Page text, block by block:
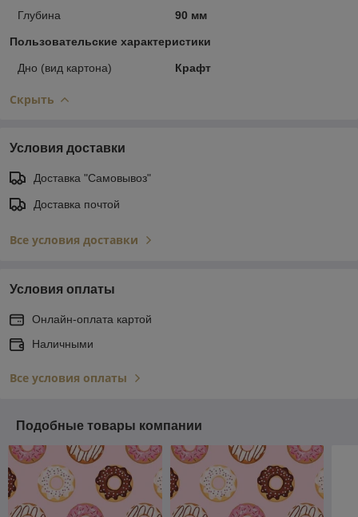
Глубина
90 мм
Пользовательские характеристики
Дно (вид картона) Крафт
Скрыть
Условия доставки
Доставка "Самовывоз"
Доставка почтой
Все условия доставки
Условия оплаты
Онлайн-оплата картой
Наличными
Все условия оплаты
Подобные товары компании